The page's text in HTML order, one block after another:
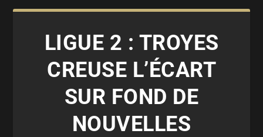
LIGUE 2 : TROYES
CREUSE L’ÉCART
SUR FOND DE
NOUVELLES